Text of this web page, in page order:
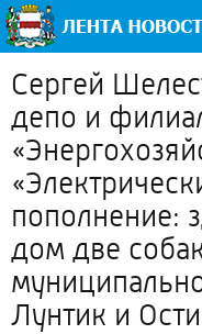
Сергей
депо и
пополнение:
дом две
Лунтик и